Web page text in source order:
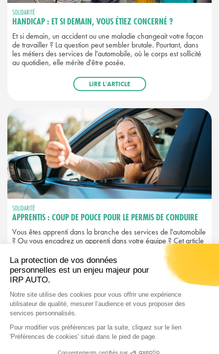
SOLIDARITÉ
HANDICAP : ET SI DEMAIN, VOUS ÉTIEZ CONCERNÉ ?
Et si demain, un accident ou une maladie changeait votre façon
de travailler ? La question peut sembler brutale. Pourtant, dans
les métiers des services de l'automobile, où le corps est sollicité
au quotidien, elle mérite d'être posée.
LIRE L'ARTICLE
SOLIDARITÉ
APPRENTIS : COUP DE POUCE POUR LE PERMIS DE CONDUIRE
Vous êtes apprenti dans la branche des services de l'automobile
? Ou vous encadrez un apprenti dans votre équipe ? Cet article
est fait pour vous. L'été est souvent la période idéale pour passer
le permis de conduire et bonne nouvelle : IRP AUTO
accompagne financièrement les apprentis dans cette démarche.